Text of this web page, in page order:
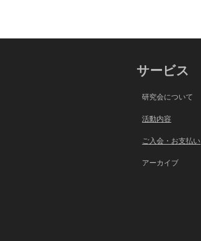
サービス
研究会について
活動内容
ご入会・お支払い
アーカイブ